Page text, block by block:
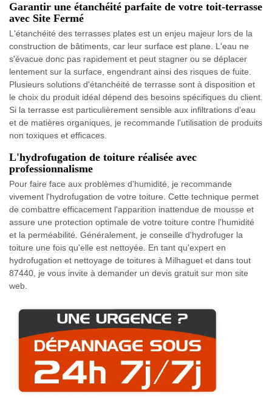
Garantir une étanchéité parfaite de votre toit-terrasse
avec Site Fermé
L'étanchéité des terrasses plates est un enjeu majeur lors de la
construction de bâtiments, car leur surface est plane. L'eau ne
s'évacue donc pas rapidement et peut stagner ou se déplacer
lentement sur la surface, engendrant ainsi des risques de fuite.
Plusieurs solutions d'étanchéité de terrasse sont à disposition et
le choix du produit idéal dépend des besoins spécifiques du client.
Si la terrasse est particulièrement sensible aux infiltrations d'eau
et de matières organiques, je recommande l'utilisation de produits
non toxiques et efficaces.
L'hydrofugation de toiture réalisée avec
professionnalisme
Pour faire face aux problèmes d'humidité, je recommande
vivement l'hydrofugation de votre toiture. Cette technique permet
de combattre efficacement l'apparition inattendue de mousse et
assure une protection optimale de votre toiture contre l'humidité
et la perméabilité. Généralement, je conseille d'hydrofuger la
toiture une fois qu'elle est nettoyée. En tant qu'expert en
hydrofugation et nettoyage de toitures à Milhaguet et dans tout
87440, je vous invite à demander un devis gratuit sur mon site
web.